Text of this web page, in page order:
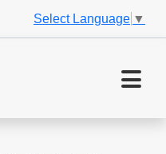
Select Language ▼